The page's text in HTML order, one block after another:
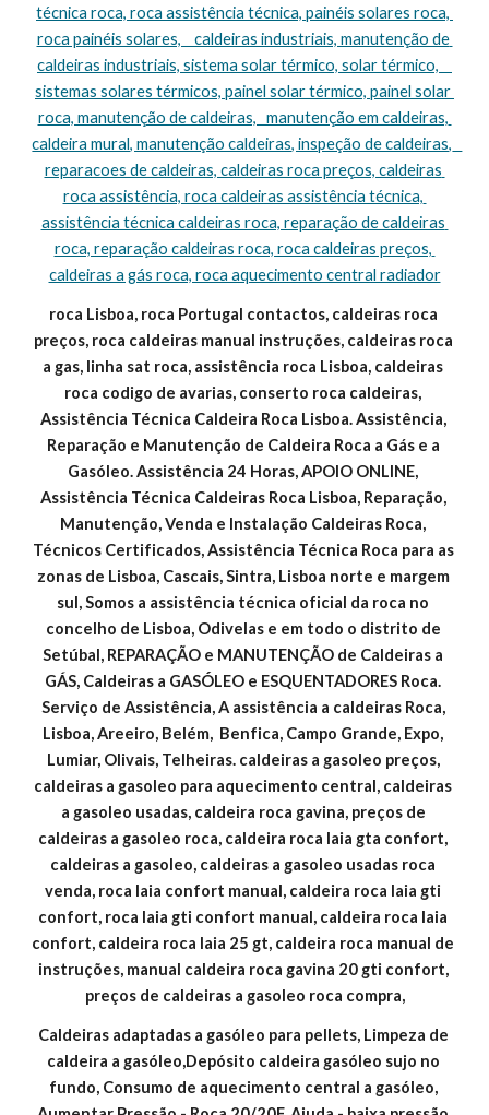
técnica roca, roca assistência técnica, painéis solares roca,
roca painéis solares,    caldeiras industriais, manutenção de
caldeiras industriais, sistema solar térmico, solar térmico,
sistemas solares térmicos, painel solar térmico, painel solar
roca, manutenção de caldeiras,   manutenção em caldeiras,
caldeira mural, manutenção caldeiras, inspeção de caldeiras,
reparacoes de caldeiras, caldeiras roca preços, caldeiras
roca assistência, roca caldeiras assistência técnica,
assistência técnica caldeiras roca, reparação de caldeiras
roca, reparação caldeiras roca, roca caldeiras preços,
caldeiras a gás roca, roca aquecimento central radiador
roca Lisboa, roca Portugal contactos, caldeiras roca
preços, roca caldeiras manual instruções, caldeiras roca
a gas, linha sat roca, assistência roca Lisboa, caldeiras
roca codigo de avarias, conserto roca caldeiras,
Assistência Técnica Caldeira Roca Lisboa. Assistência,
Reparação e Manutenção de Caldeira Roca a Gás e a
Gasóleo. Assistência 24 Horas, APOIO ONLINE,
Assistência Técnica Caldeiras Roca Lisboa, Reparação,
Manutenção, Venda e Instalação Caldeiras Roca,
Técnicos Certificados, Assistência Técnica Roca para as
zonas de Lisboa, Cascais, Sintra, Lisboa norte e margem
sul, Somos a assistência técnica oficial da roca no
concelho de Lisboa, Odivelas e em todo o distrito de
Setúbal, REPARAÇÃO e MANUTENÇÃO de Caldeiras a
GÁS, Caldeiras a GASÓLEO e ESQUENTADORES Roca.
Serviço de Assistência, A assistência a caldeiras Roca,
Lisboa, Areeiro, Belém,  Benfica, Campo Grande, Expo,
Lumiar, Olivais, Telheiras. caldeiras a gasoleo preços,
caldeiras a gasoleo para aquecimento central, caldeiras
a gasoleo usadas, caldeira roca gavina, preços de
caldeiras a gasoleo roca, caldeira roca laia gta confort,
caldeiras a gasoleo, caldeiras a gasoleo usadas roca
venda, roca laia confort manual, caldeira roca laia gti
confort, roca laia gti confort manual, caldeira roca laia
confort, caldeira roca laia 25 gt, caldeira roca manual de
instruções, manual caldeira roca gavina 20 gti confort,
preços de caldeiras a gasoleo roca compra,
Caldeiras adaptadas a gasóleo para pellets, Limpeza de
caldeira a gasóleo,Depósito caldeira gasóleo sujo no
fundo, Consumo de aquecimento central a gasóleo,